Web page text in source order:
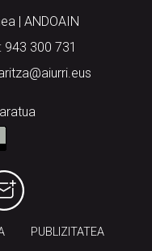
| ANDOAIN
943 300 731
PUBLIZITATEA